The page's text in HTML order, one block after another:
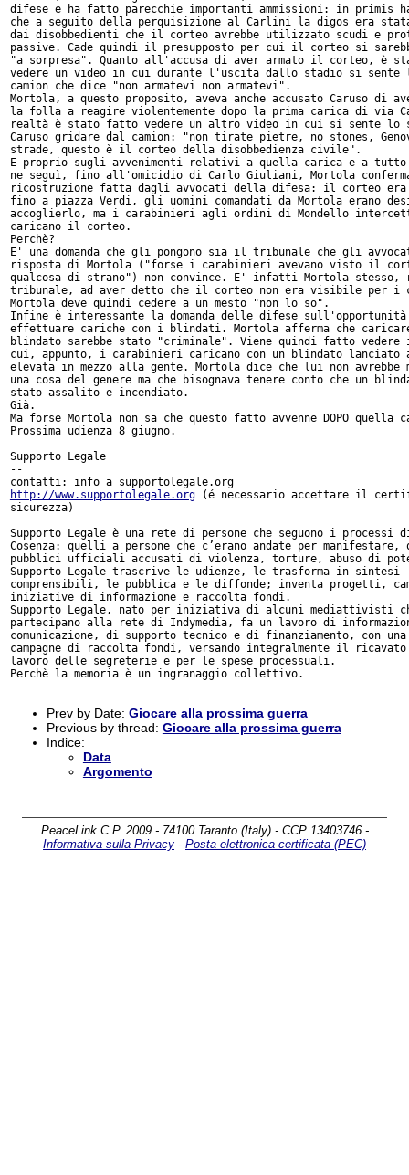
difese e ha fatto parecchie importanti ammissioni: in primis
che a seguito della perquisizione al Carlini la digos era
dai disobbedienti che il corteo avrebbe utilizzato scudi e
passive. Cade quindi il presupposto per cui il corteo si
"a sorpresa". Quanto all'accusa di aver armato il corteo, è
vedere un video in cui durante l'uscita dallo stadio si sente
camion che dice "non armatevi non armatevi".
Mortola, a questo proposito, aveva anche accusato Caruso di
la folla a reagire violentemente dopo la prima carica di via
realtà è stato fatto vedere un altro video in cui si sente lo
Caruso gridare dal camion: "non tirate pietre, no stones,
strade, questo è il corteo della disobbedienza civile".
E proprio sugli avvenimenti relativi a quella carica e a tutto
ne seguì, fino all'omicidio di Carlo Giuliani, Mortola
ricostruzione fatta dagli avvocati della difesa: il corteo era
fino a piazza Verdi, gli uomini comandati da Mortola erano
accoglierlo, ma i carabinieri agli ordini di Mondello
caricano il corteo.
Perchè?
E' una domanda che gli pongono sia il tribunale che gli
risposta di Mortola ("forse i carabinieri avevano visto il
qualcosa di strano") non convince. E' infatti Mortola
tribunale, ad aver detto che il corteo non era visibile per i
Mortola deve quindi cedere a un mesto "non lo so".
Infine è interessante la domanda delle difese
effettuare cariche con i blindati. Mortola afferma che
blindato sarebbe stato "criminale". Viene quindi fatto
cui, appunto, i carabinieri caricano con un blindato lanciato
elevata in mezzo alla gente. Mortola dice che lui non avrebbe
una cosa del genere ma che bisognava tenere conto che un
stato assalito e incendiato.
Già.
Ma forse Mortola non sa che questo fatto avvenne DOPO quella
Prossima udienza 8 giugno.
Supporto Legale
--
contatti: info a supportolegale.org
http://www.supportolegale.org (é necessario accettare il
sicurezza)
Supporto Legale è una rete di persone che seguono i processi
Cosenza: quelli a persone che c’erano andate per
pubblici ufficiali accusati di violenza, torture, abuso di
Supporto Legale trascrive le udienze, le trasforma in sintesi
comprensibili, le pubblica e le diffonde; inventa progetti,
iniziative di informazione e raccolta fondi.
Supporto Legale, nato per iniziativa di alcuni mediattivisti
partecipano alla rete di Indymedia, fa un lavoro di
comunicazione, di supporto tecnico e di finanziamento, con
campagne di raccolta fondi, versando integralmente il
lavoro delle segreterie e per le spese processuali.
Perchè la memoria è un ingranaggio collettivo.
Prev by Date: Giocare alla prossima guerra
Previous by thread: Giocare alla prossima guerra
Indice:
Data
Argomento
PeaceLink C.P. 2009 - 74100 Taranto (Italy) - CCP 13403746 -
Informativa sulla Privacy - Posta elettronica certificata (PEC)